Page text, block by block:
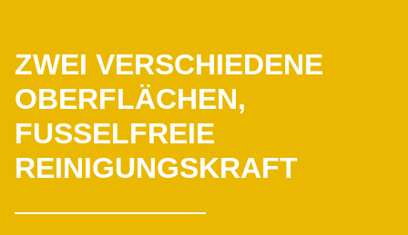
ZWEI VERSCHIEDENE
OBERFLÄCHEN,
FUSSELFREIE
REINIGUNGSKRAFT